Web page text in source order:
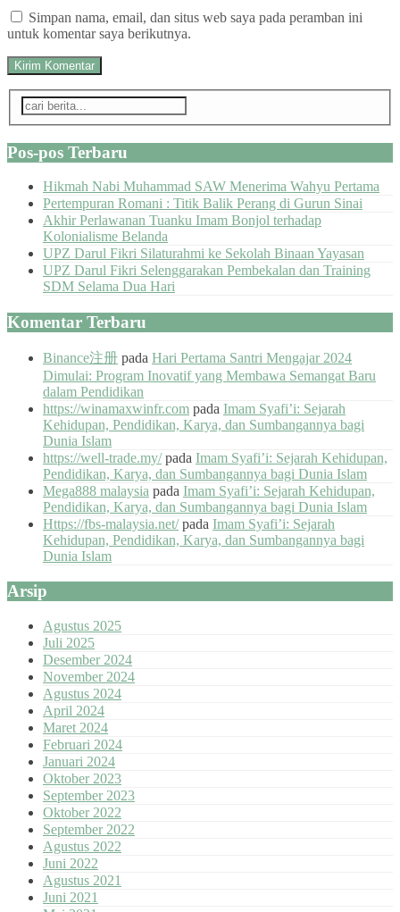
Simpan nama, email, dan situs web saya pada peramban ini
untuk komentar saya berikutnya.
Pos-pos Terbaru
Hikmah Nabi Muhammad SAW Menerima Wahyu Pertama
Pertempuran Romani : Titik Balik Perang di Gurun Sinai
Akhir Perlawanan Tuanku Imam Bonjol terhadap
Kolonialisme Belanda
UPZ Darul Fikri Silaturahmi ke Sekolah Binaan Yayasan
UPZ Darul Fikri Selenggarakan Pembekalan dan Training
SDM Selama Dua Hari
Komentar Terbaru
Binance注册 pada Hari Pertama Santri Mengajar 2024
Dimulai: Program Inovatif yang Membawa Semangat Baru
dalam Pendidikan
https://winamaxwinfr.com pada Imam Syafi’i: Sejarah
Kehidupan, Pendidikan, Karya, dan Sumbangannya bagi
Dunia Islam
https://well-trade.my/pada Imam Syafi’i: Sejarah Kehidupan,
Pendidikan, Karya, dan Sumbangannya bagi Dunia Islam
Mega888 malaysia pada Imam Syafi’i: Sejarah Kehidupan,
Pendidikan, Karya, dan Sumbangannya bagi Dunia Islam
Https://fbs-malaysia.net/pada Imam Syafi’i: Sejarah
Kehidupan, Pendidikan, Karya, dan Sumbangannya bagi
Dunia Islam
Arsip
Agustus 2025
Juli 2025
Desember 2024
November 2024
Agustus 2024
April 2024
Maret 2024
Februari 2024
Januari 2024
Oktober 2023
September 2023
Oktober 2022
September 2022
Agustus 2022
Juni 2022
Agustus 2021
Juni 2021